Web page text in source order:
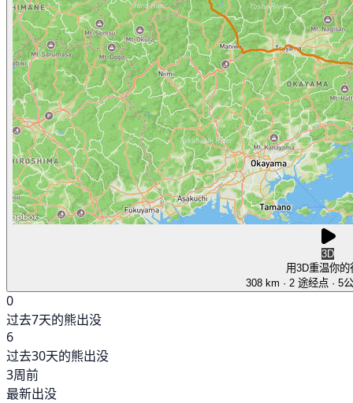
3D
用3D重温你的
308 km · 2 途经点· 5
0
过去7天的熊出没
6
过去30天的熊出没
3周前
最新出没